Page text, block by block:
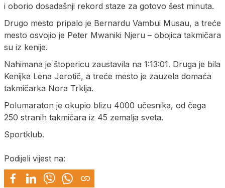
i oborio dosadašnji rekord staze za gotovo šest minuta.
Drugo mesto pripalo je Bernardu Vambui Musau, a treće
mesto osvojio je Peter Mwaniki Njeru – obojica takmičara
su iz kenije.
Nahimana je štopericu zaustavila na 1:13:01. Druga je bila
Kenijka Lena Jerotič, a treće mesto je zauzela domaća
takmičarka Nora Trklja.
Polumaraton je okupio blizu 4000 učesnika, od čega
250 stranih takmičara iz 45 zemalja sveta.
Sportklub.
Podijeli vijest na: